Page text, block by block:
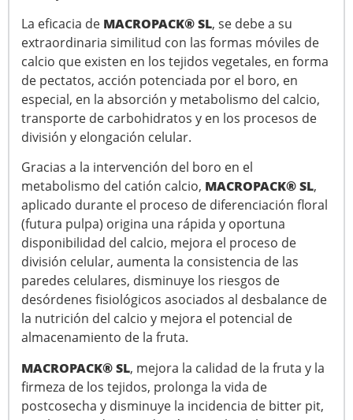
La eficacia de MACROPACK® SL, se debe a su
extraordinaria similitud con las formas móviles de
calcio que existen en los tejidos vegetales, en forma
de pectatos, acción potenciada por el boro, en
especial, en la absorción y metabolismo del calcio,
transporte de carbohidratos y en los procesos de
división y elongación celular.
Gracias a la intervención del boro en el
metabolismo del catión calcio, MACROPACK® SL,
aplicado durante el proceso de diferenciación floral
(futura pulpa) origina una rápida y oportuna
disponibilidad del calcio, mejora el proceso de
división celular, aumenta la consistencia de las
paredes celulares, disminuye los riesgos de
desórdenes fisiológicos asociados al desbalance de
la nutrición del calcio y mejora el potencial de
almacenamiento de la fruta.
MACROPACK® SL, mejora la calidad de la fruta y la
firmeza de los tejidos, prolonga la vida de
postcosecha y disminuye la incidencia de bitter pit,